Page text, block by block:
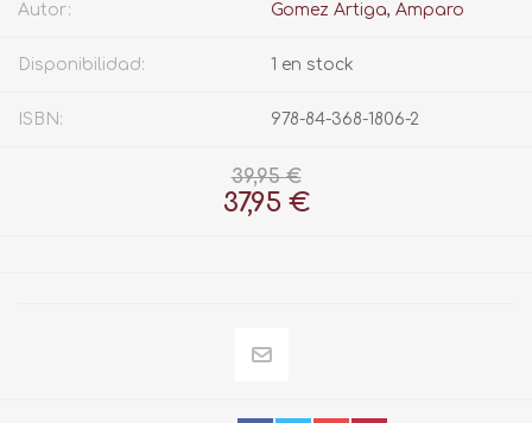
Autor: Gomez Artiga, Amparo
Disponibilidad: 1 en stock
ISBN: 978-84-368-1806-2
39,95 €
37,95 €